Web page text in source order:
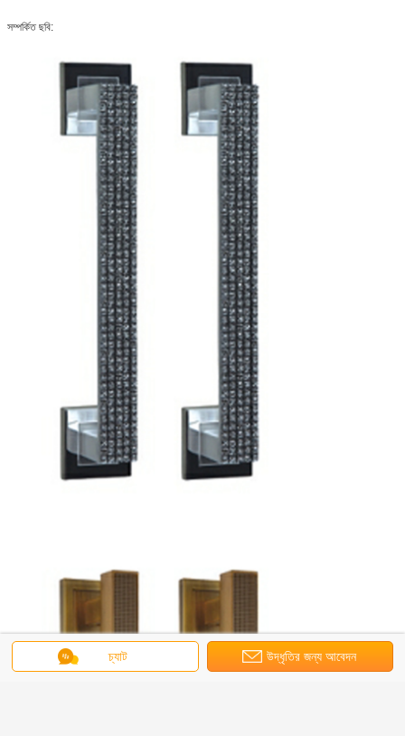
সম্পর্কিত ছবি:
চ্যাট উদ্ধৃতির জন্য আবেদন